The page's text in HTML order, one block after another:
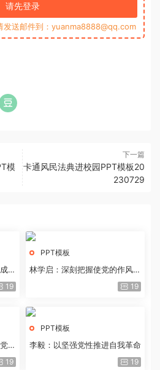
请先登录
发送邮件到：yuanma8888@qq.com
模
下一篇
卡通风民法典进校园PPT模板20
230729
俗
19
PPT模板
林学启：深刻把握使党的作风全
19
的
19
PPT模板
李毅：以坚强党性推进自我革命
19